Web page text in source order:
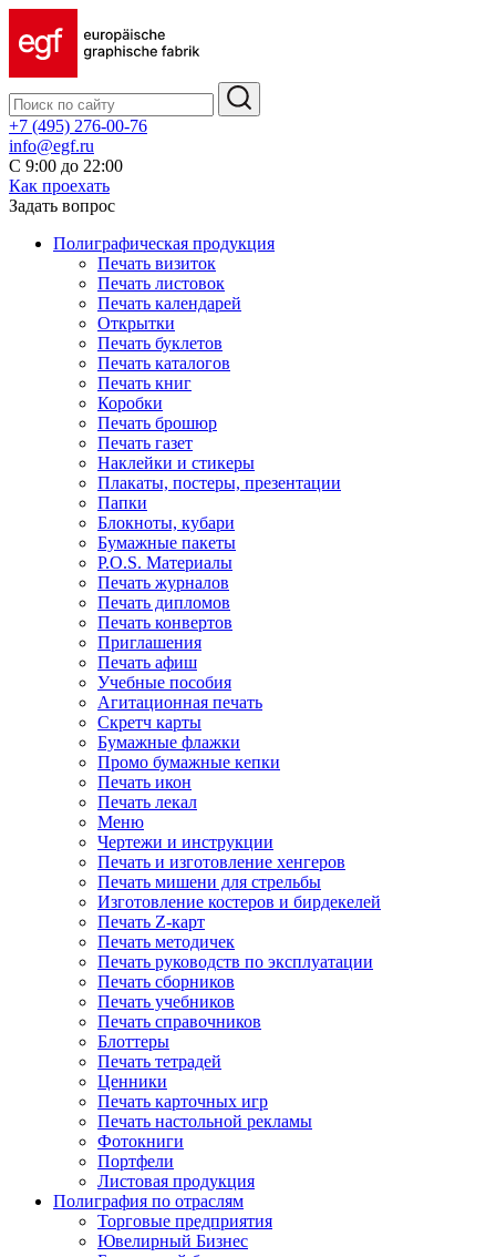
+7 (495) 276-00-76
info@egf.ru
С 9:00 до 22:00
Как проехать
Задать вопрос
Полиграфическая продукция
Печать визиток
Печать листовок
Печать календарей
Открытки
Печать буклетов
Печать каталогов
Печать книг
Коробки
Печать брошюр
Печать газет
Наклейки и стикеры
Плакаты, постеры, презентации
Папки
Блокноты, кубари
Бумажные пакеты
P.O.S. Материалы
Печать журналов
Печать дипломов
Печать конвертов
Приглашения
Печать афиш
Учебные пособия
Агитационная печать
Скретч карты
Бумажные флажки
Промо бумажные кепки
Печать икон
Печать лекал
Меню
Чертежи и инструкции
Печать и изготовление хенгеров
Печать мишени для стрельбы
Изготовление костеров и бирдекелей
Печать Z-карт
Печать методичек
Печать руководств по эксплуатации
Печать сборников
Печать учебников
Печать справочников
Блоттеры
Печать тетрадей
Ценники
Печать карточных игр
Печать настольной рекламы
Фотокниги
Портфели
Листовая продукция
Полиграфия по отраслям
Торговые предприятия
Ювелирный Бизнес